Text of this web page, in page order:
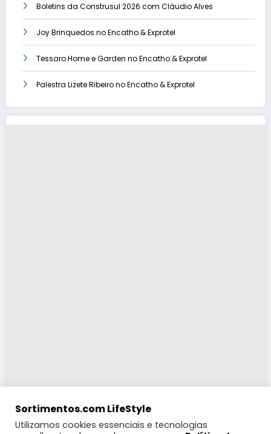
Boletins da Construsul 2026 com Cláudio Alves
Joy Brinquedos no Encatho & Exprotel
Tessaro Home e Garden no Encatho & Exprotel
Palestra Lizete Ribeiro no Encatho & Exprotel
Sortimentos.com LifeStyle
Utilizamos cookies essenciais e tecnologias